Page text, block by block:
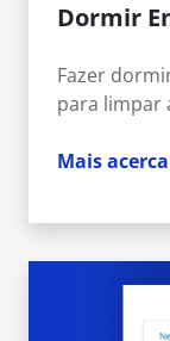
Dormir
Fazer
para limpar
Mais